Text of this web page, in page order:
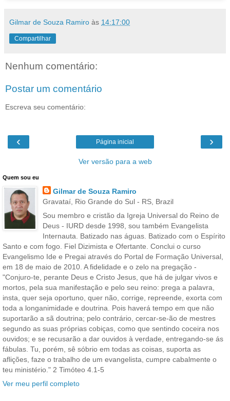
Gilmar de Souza Ramiro às 14:17:00
Compartilhar
Nenhum comentário:
Postar um comentário
Escreva seu comentário:
‹ ›
Página inicial
Ver versão para a web
Quem sou eu
Gilmar de Souza Ramiro
Gravataí, Rio Grande do Sul - RS, Brazil
Sou membro e cristão da Igreja Universal do Reino de
Deus - IURD desde 1998, sou também Evangelista
Internauta. Batizado nas águas. Batizado com o Espírito
Santo e com fogo. Fiel Dizimista e Ofertante. Conclui o curso
Evangelismo Ide e Pregai através do Portal de Formação Universal,
em 18 de maio de 2010. A fidelidade e o zelo na pregação -
"Conjuro-te, perante Deus e Cristo Jesus, que há de julgar vivos e
mortos, pela sua manifestação e pelo seu reino: prega a palavra,
insta, quer seja oportuno, quer não, corrige, repreende, exorta com
toda a longanimidade e doutrina. Pois haverá tempo em que não
suportarão a sã doutrina; pelo contrário, cercar-se-ão de mestres
segundo as suas próprias cobiças, como que sentindo coceira nos
ouvidos; e se recusarão a dar ouvidos à verdade, entregando-se ás
fábulas. Tu, porém, sê sóbrio em todas as coisas, suporta as
aflições, faze o trabalho de um evangelista, cumpre cabalmente o
teu ministério." 2 Timóteo 4.1-5
Ver meu perfil completo